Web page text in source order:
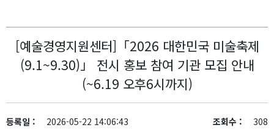
[예술경영지원센터]「2026 대한민국 미술축제
(9.1~9.30)」 전시 홍보 참여 기관 모집 안내
(~6.19 오후6시까지)
등록일 : 2026-05-22 14:06:43 조회수 : 308